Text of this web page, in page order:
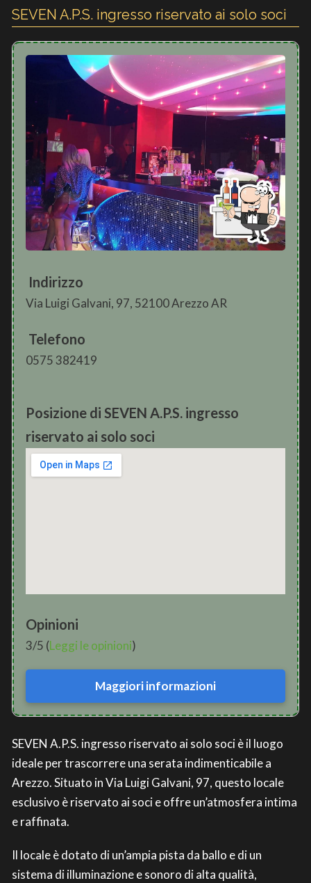
SEVEN A.P.S. ingresso riservato ai solo soci
Indirizzo
Via Luigi Galvani, 97, 52100 Arezzo AR
Telefono
0575 382419
Posizione di SEVEN A.P.S. ingresso
riservato ai solo soci
Opinioni
3/5 (Leggi le opinioni)
Maggiori informazioni
SEVEN A.P.S. ingresso riservato ai solo soci è il luogo
ideale per trascorrere una serata indimenticabile a
Arezzo. Situato in Via Luigi Galvani, 97, questo locale
esclusivo è riservato ai soci e offre un’atmosfera intima
e raffinata.
Il locale è dotato di un’ampia pista da ballo e di un
sistema di illuminazione e sonoro di alta qualità,